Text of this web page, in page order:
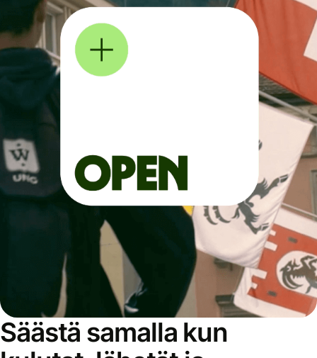
Säästä samalla kun